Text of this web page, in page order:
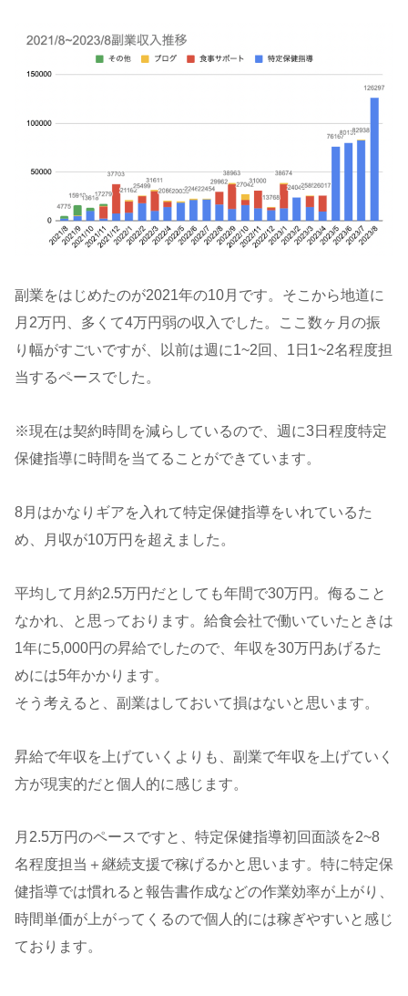
副業をはじめたのが2021年の10月です。そこから地道に
月2万円、多くて4万円弱の収入でした。ここ数ヶ月の振
り幅がすごいですが、以前は週に1~2回、1日1~2名程度担
当するペースでした。
※現在は契約時間を減らしているので、週に3日程度特定
保健指導に時間を当てることができています。
8月はかなりギアを入れて特定保健指導をいれているた
め、月収が10万円を超えました。
平均して月約2.5万円だとしても年間で30万円。侮ること
なかれ、と思っております。給食会社で働いていたときは
1年に5,000円の昇給でしたので、年収を30万円あげるた
めには5年かかります。
そう考えると、副業はしておいて損はないと思います。
昇給で年収を上げていくよりも、副業で年収を上げていく
方が現実的だと個人的に感じます。
月2.5万円のペースですと、特定保健指導初回面談を2~8
名程度担当＋継続支援で稼げるかと思います。特に特定保
健指導では慣れると報告書作成などの作業効率が上がり、
時間単価が上がってくるので個人的には稼ぎやすいと感じ
ております。